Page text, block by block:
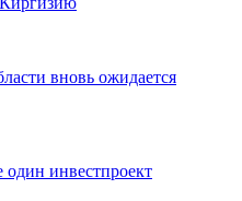
вновь ожидается
один инвестпроект